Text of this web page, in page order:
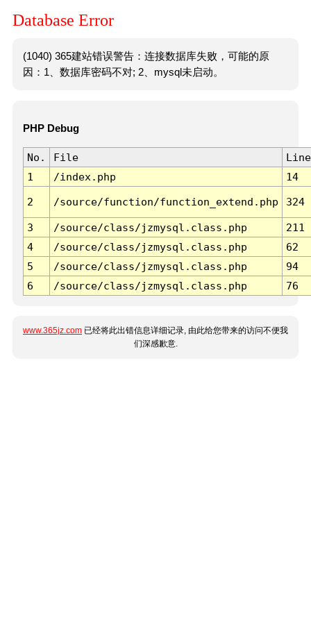
Database Error
(1040) 365建站错误警告：连接数据库失败，可能的原
因：1、数据库密码不对; 2、mysql未启动。
PHP Debug
No. File
Line
1
/index.php 14
2 /source/function/function_extend.php 324
3 /source/class/jzmysql.class.php
211
4
/source/class/jzmysql.class.php
62
5
/source/class/jzmysql.class.php
94
6
/source/class/jzmysql.class.php 76
www.365jz.com 已经将此出错信息详细记录, 由此给您带来的访问不便我
们深感歉意.